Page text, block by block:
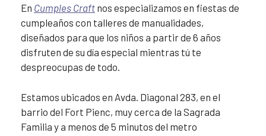
En Cumples Craft nos especializamos en fiestas de
cumpleaños con talleres de manualidades,
diseñados para que los niños a partir de 6 años
disfruten de su día especial mientras tú te
despreocupas de todo.
Estamos ubicados en Avda. Diagonal 283, en el
barrio del Fort Pienc, muy cerca de la Sagrada
Familia y a menos de 5 minutos del metro